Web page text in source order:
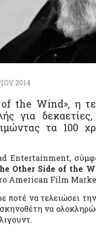
2014
the Wind», η
για
τα 100
Entertainment,
Other Side of the
American Film
να τελειώσει
να